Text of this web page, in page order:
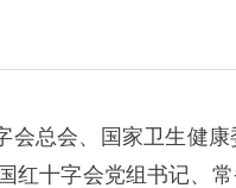
会总会、国家卫生健
红十字会党组书记、